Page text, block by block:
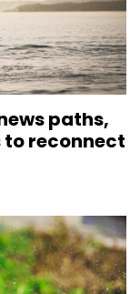
paths,
reconnect